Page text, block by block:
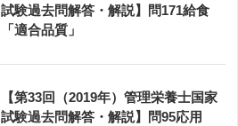
試験過去問解答・解説】問171給食
「適合品質」
【第33回（2019年）管理栄養士国家
試験過去問解答・解説】問95応用